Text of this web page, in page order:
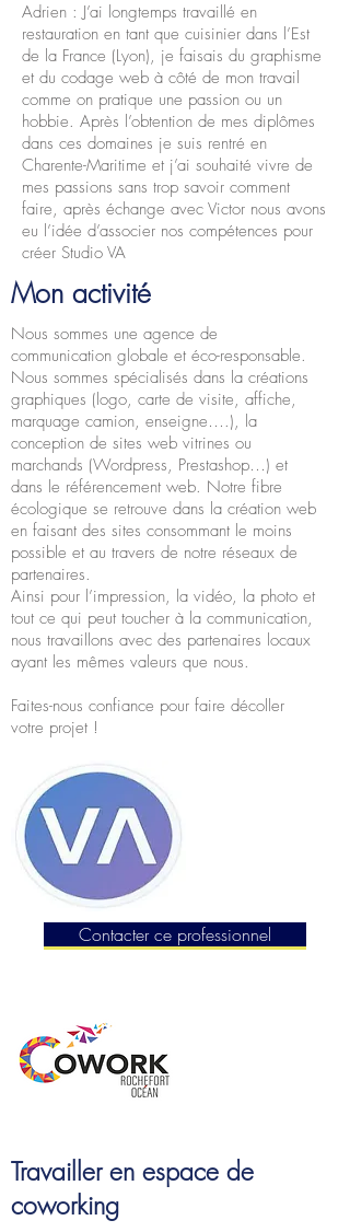
Adrien : J’ai longtemps travaillé en
restauration en tant que cuisinier dans l’Est
de la France (Lyon), je faisais du graphisme
et du codage web à côté de mon travail
comme on pratique une passion ou un
hobbie. Après l’obtention de mes diplômes
dans ces domaines je suis rentré en
Charente-Maritime et j’ai souhaité vivre de
mes passions sans trop savoir comment
faire, après échange avec Victor nous avons
eu l’idée d’associer nos compétences pour
créer Studio VA
Mon activité
Nous sommes une agence de
communication globale et éco-responsable.
Nous sommes spécialisés dans la créations
graphiques (logo, carte de visite, affiche,
marquage camion, enseigne….), la
conception de sites web vitrines ou
marchands (Wordpress, Prestashop…) et
dans le référencement web. Notre fibre
écologique se retrouve dans la création web
en faisant des sites consommant le moins
possible et au travers de notre réseaux de
partenaires.
Ainsi pour l’impression, la vidéo, la photo et
tout ce qui peut toucher à la communication,
nous travaillons avec des partenaires locaux
ayant les mêmes valeurs que nous.
Faites-nous confiance pour faire décoller
votre projet !
Contacter ce professionnel
Travailler en espace de
coworking